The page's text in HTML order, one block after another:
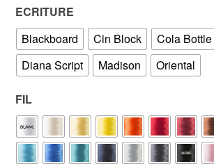
ECRITURE
Blackboard
Cin Block Cola Bottle
Diana Script
Madison Oriental
FIL